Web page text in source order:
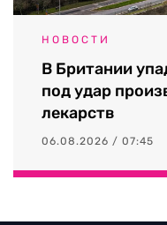
НОВОСТИ
В Британии
под удар
лекарств
06.08.2026 / 07:45